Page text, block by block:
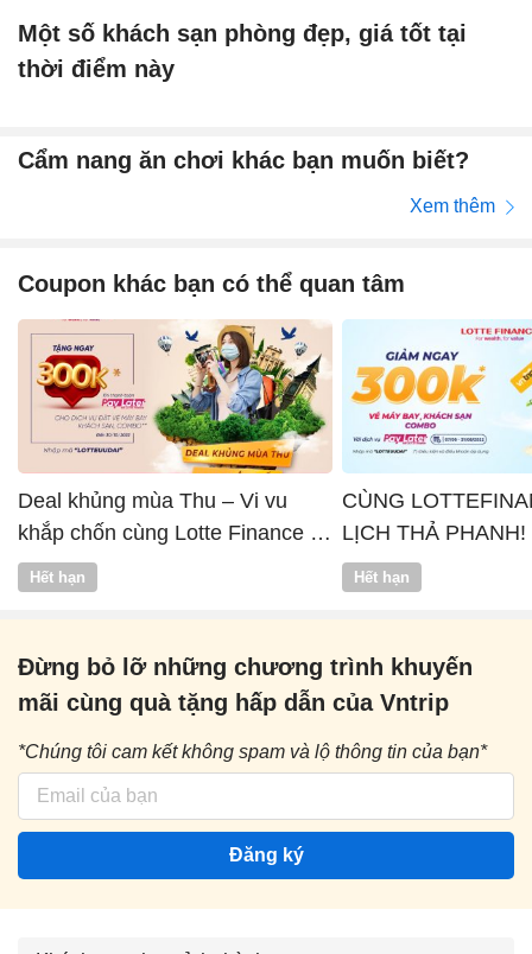
Một số khách sạn phòng đẹp, giá tốt tại
thời điểm này
Cẩm nang ăn chơi khác bạn muốn biết?
Xem thêm
Coupon khác bạn có thể quan tâm
Deal khủng mùa Thu – Vi vu
khắp chốn cùng Lotte Finance x
Vntrip
Hết hạn
CÙNG
LỊCH THẢ PHANH!
Hết hạn
Đừng bỏ lỡ những chương trình khuyến
mãi cùng quà tặng hấp dẫn của Vntrip
*Chúng tôi cam kết không spam và lộ thông tin của bạn*
Đăng ký